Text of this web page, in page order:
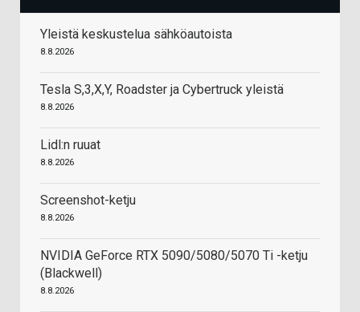
Yleistä keskustelua sähköautoista
8.8.2026
Tesla S,3,X,Y, Roadster ja Cybertruck yleistä
8.8.2026
Lidl:n ruuat
8.8.2026
Screenshot-ketju
8.8.2026
NVIDIA GeForce RTX 5090/5080/5070 Ti -ketju
(Blackwell)
8.8.2026